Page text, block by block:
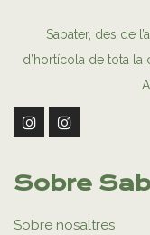
Sabater, des de
d’hortícola de tota la
Sobre
Sobre nosaltres